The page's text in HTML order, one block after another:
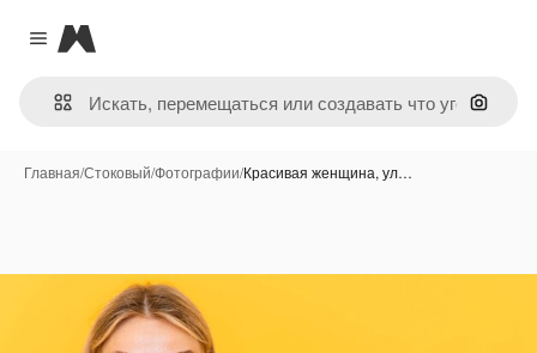
Close menu
Magnific
Поиск
Главная/Стоковый/Фотографии/Красивая женщина, ул…